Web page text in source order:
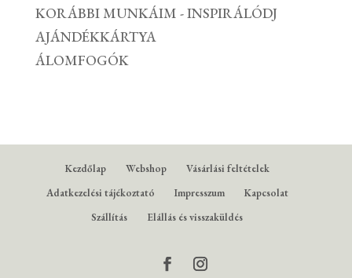
KORÁBBI MUNKÁIM - INSPIRÁLÓDJ
AJÁNDÉKKÁRTYA
ÁLOMFOGÓK
Kezdőlap Webshop
Vásárlási feltételek
Adatkezelési tájékoztató
Impresszum
Kapcsolat
Szállítás
Elállás és visszaküldés